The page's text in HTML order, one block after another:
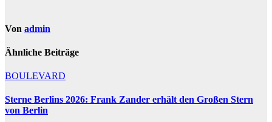
Von admin
Ähnliche Beiträge
BOULEVARD
Sterne Berlins 2026: Frank Zander erhält den Großen Stern
von Berlin